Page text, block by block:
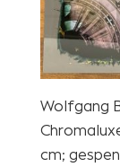
Wolfgang
cm;